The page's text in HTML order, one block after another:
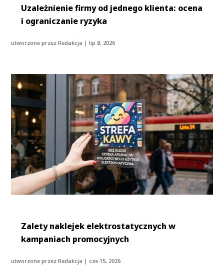
Uzależnienie firmy od jednego klienta: ocena
i ograniczanie ryzyka
utworzone przezRedakcja |lip 8, 2026
Zalety naklejek elektrostatycznych w
kampaniach promocyjnych
utworzone przezRedakcja | cze 15, 2026